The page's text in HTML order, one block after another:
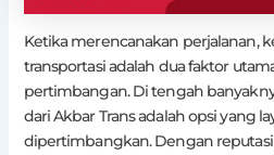
Ketika merencanakan perjalanan,
transportasi adalah dua faktor
pertimbangan. Di tengah
dari Akbar Trans adalah opsi yang
dipertimbangkan. Dengan